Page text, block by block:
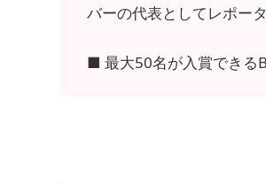
バーの代表としてレポー
■ 最大50名が入賞できる